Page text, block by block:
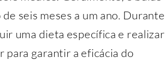
seis meses a um ano. Durante
uma dieta específica e realizar
para garantir a eficácia do